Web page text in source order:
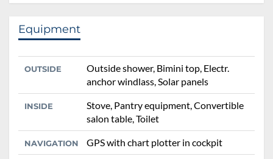
Equipment
OUTSIDE
Outside shower, Bimini top, Electr.
anchor windlass, Solar panels
INSIDE
Stove, Pantry equipment, Convertible
salon table, Toilet
NAVIGATION GPS with chart plotter in cockpit